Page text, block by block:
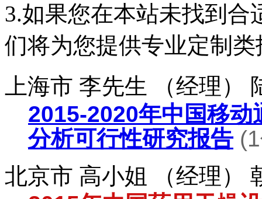
3.如果您在本站未找到
们将为您提供专业定制类
上海市 李先生 （经理）
2015-2020年中国移
分析可行性研究报告(1
北京市 高小姐 （经理）